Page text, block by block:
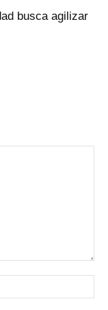
busca agilizar